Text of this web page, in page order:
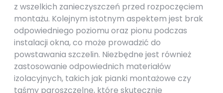
z wszelkich zanieczyszczeń przed rozpoczęciem
montażu. Kolejnym istotnym aspektem jest brak
odpowiedniego poziomu oraz pionu podczas
instalacji okna, co może prowadzić do
powstawania szczelin. Niezbędne jest również
zastosowanie odpowiednich materiałów
izolacyjnych, takich jak pianki montażowe czy
taśmy paroszczelne, które skutecznie